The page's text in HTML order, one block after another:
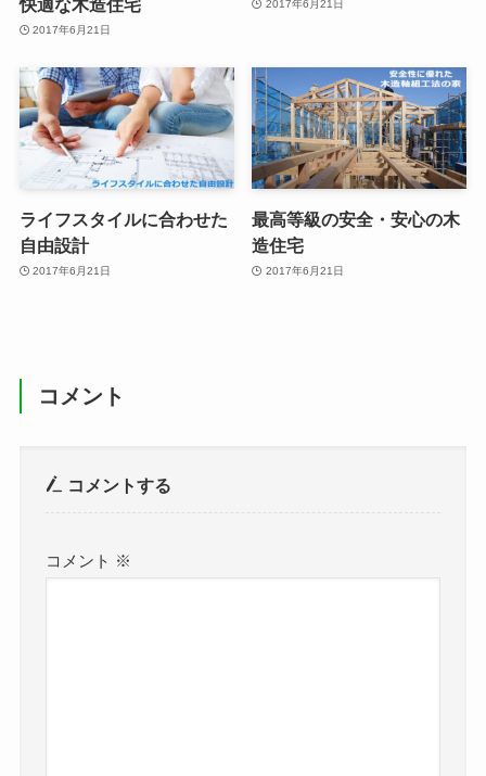
2017年6月21日
2017年6月21日
ライフスタイルに合わせた
自由設計
2017年6月21日
最高等級の安全・安心の木
造住宅
2017年6月21日
コメント
コメントする
コメント ※